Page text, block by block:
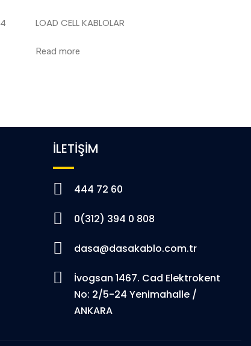
LOAD CELL KABLOLAR
Read more
İLETİŞİM
444 72 60
0(312) 394 0 808
dasa@dasakablo.com.tr
İvogsan 1467. Cad Elektrokent
No: 2/5-24 Yenimahalle /
ANKARA